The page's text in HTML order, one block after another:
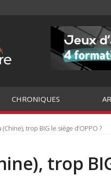
CHRONIQUES
trop BIG le siège d’OPPO ?
trop